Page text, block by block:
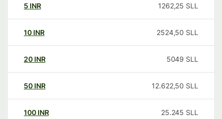
5 INR 1262,25 SLL
10 INR 2524,50 SLL
20 INR 5049 SLL
50 INR 12.622,50 SLL
100 INR 25.245 SLL